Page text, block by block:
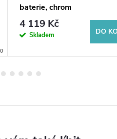
baterie, chrom
4 119 Kč
Skladem DO